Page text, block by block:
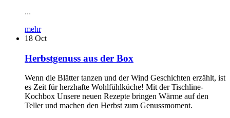
...
mehr
18 Oct
Herbstgenuss aus der Box
Wenn die Blätter tanzen und der Wind Geschichten erzählt, ist
es Zeit für herzhafte Wohlfühlküche! Mit der Tischline-
Kochbox Unsere neuen Rezepte bringen Wärme auf den
Teller und machen den Herbst zum Genussmoment.